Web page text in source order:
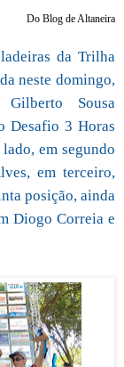
Do Blog de Altaneira
da Trilha
neste domingo,
Sousa
Desafio 3 Horas
em segundo
em terceiro,
posição, ainda
Diogo Correia e